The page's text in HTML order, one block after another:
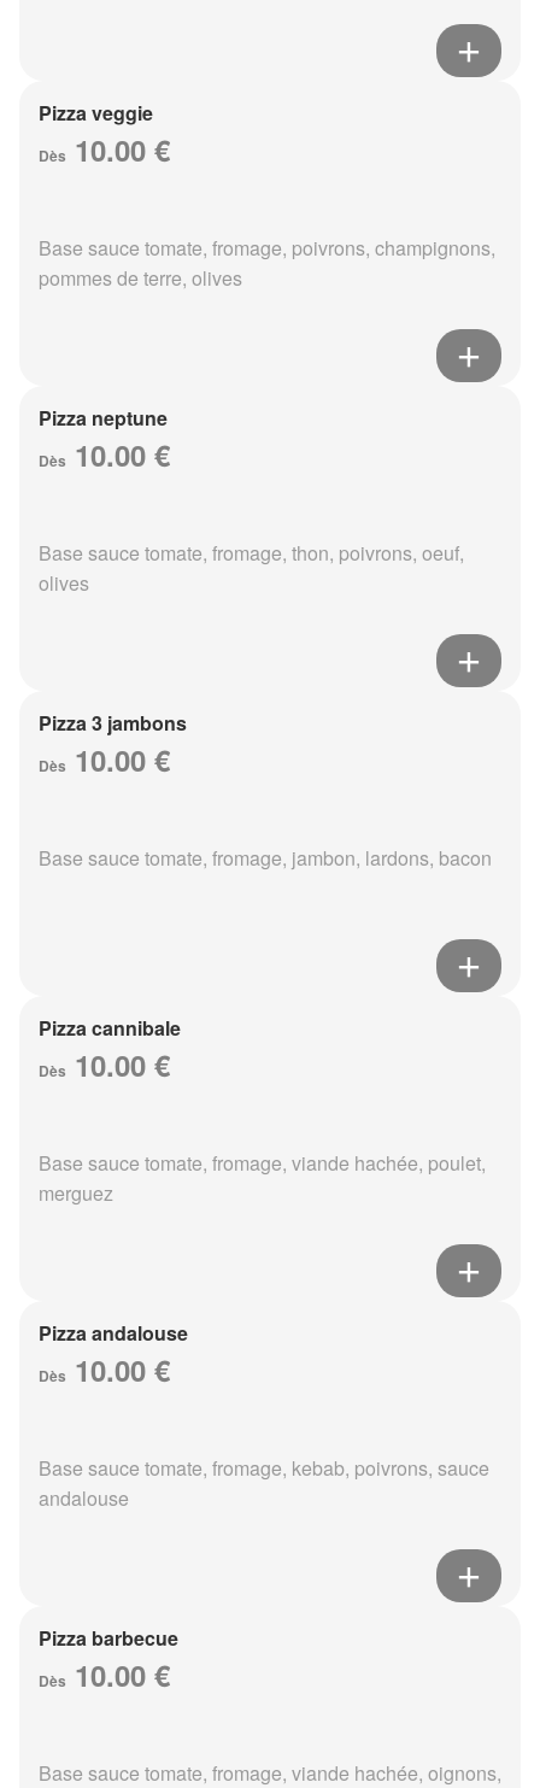
Pizza veggie
Dès 10.00 €
Base sauce tomate, fromage, poivrons, champignons,
pommes de terre, olives
Pizza neptune
Dès 10.00 €
Base sauce tomate, fromage, thon, poivrons, oeuf,
olives
Pizza 3 jambons
Dès 10.00 €
Base sauce tomate, fromage, jambon, lardons, bacon
Pizza cannibale
Dès 10.00 €
Base sauce tomate, fromage, viande hachée, poulet,
merguez
Pizza andalouse
Dès 10.00 €
Base sauce tomate, fromage, kebab, poivrons, sauce
andalouse
Pizza barbecue
Dès 10.00 €
Base sauce tomate, fromage, viande hachée, oignons,